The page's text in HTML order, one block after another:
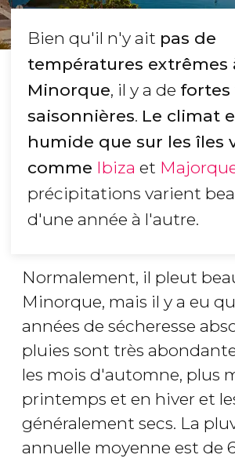
Bien qu'il n'y ait pas de
températures extrêmes
Minorque, il y a de fortes
saisonnières. Le climat
humide que sur les îles
comme Ibiza et
précipitations varient
d'une année à l'autre.
Normalement, il pleut
Minorque, mais il y a eu
années de sécheresse
pluies sont très
les mois d'automne, plus
printemps et en hiver et
généralement secs. La
annuelle moyenne est de